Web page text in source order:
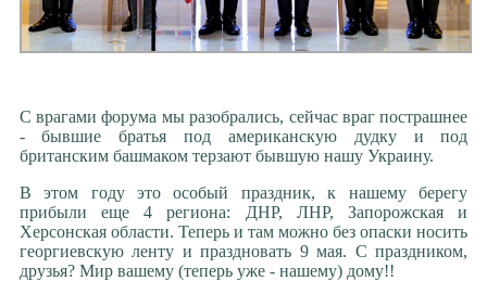
С врагами форума мы разобрались, сейчас враг пострашнее
- бывшие братья под американскую дудку и под
британским башмаком терзают бывшую нашу Украину.
В этом году это особый праздник, к нашему берегу
прибыли еще 4 региона: ДНР, ЛНР, Запорожская и
Херсонская области. Теперь и там можно без опаски носить
георгиевскую ленту и праздновать 9 мая. С праздником,
друзья? Мир вашему (теперь уже - нашему) дому!!